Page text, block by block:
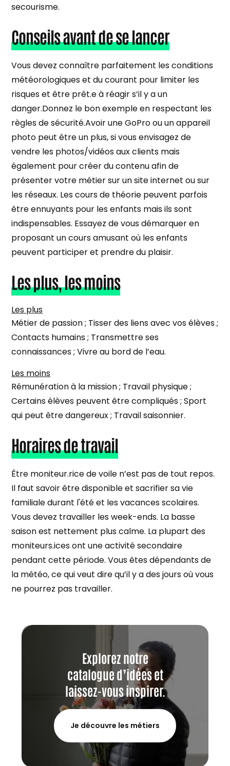
secourisme.
Conseils avant de se lancer
Vous devez connaître parfaitement les conditions
météorologiques et du courant pour limiter les
risques et être prêt.e à réagir s’il y a un
danger.Donnez le bon exemple en respectant les
règles de sécurité.Avoir une GoPro ou un appareil
photo peut être un plus, si vous envisagez de
vendre les photos/vidéos aux clients mais
également pour créer du contenu afin de
présenter votre métier sur un site internet ou sur
les réseaux. Les cours de théorie peuvent parfois
être ennuyants pour les enfants mais ils sont
indispensables. Essayez de vous démarquer en
proposant un cours amusant où les enfants
peuvent participer et prendre du plaisir.
Les plus, les moins
Les plus
Métier de passion ; Tisser des liens avec vos élèves ;
Contacts humains ; Transmettre ses
connaissances ; Vivre au bord de l’eau.
Les moins
Rémunération à la mission ; Travail physique ;
Certains élèves peuvent être compliqués ; Sport
qui peut être dangereux ; Travail saisonnier.
Horaires de travail
Être moniteur.rice de voile n’est pas de tout repos.
Il faut savoir être disponible et sacrifier sa vie
familiale durant l'été et les vacances scolaires.
Vous devez travailler les week-ends. La basse
saison est nettement plus calme. La plupart des
moniteurs.ices ont une activité secondaire
pendant cette période. Vous êtes dépendants de
la météo, ce qui veut dire qu’il y a des jours où vous
ne pourrez pas travailler.
Explorez notre
catalogue d’idées et
laissez-vous inspirer.
Je découvre les métiers